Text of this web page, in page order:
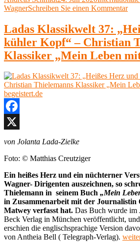
2020“
X
am
WagnerSchreiben Sie einen Kommentarzu
–
24.
Ladas Klassikwelt 37:
kühler Kopf“ – Christian
Klassiker „Mein Leben
Facebook
von Jolanta Lada-Zielke
Foto: © Matthias Creutziger
Ein heißes Herz und ein nüchterner
Wagner- Dirigenten auszeichnen, so
Thielemann in seinem Buch „Mein
in Zusammenarbeit mit der Journalistin
Matwey verfasst hat. Das Buch wurde im
Beck Verlag in München veröffentlicht,
erschien die englischsprachige Version
von Antheia Bell ( Telegraph-Verlag).